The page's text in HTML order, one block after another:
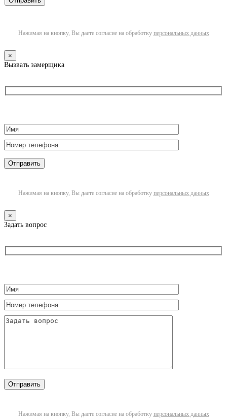
Нажимая на кнопку, Вы даете согласие на обработку персональных данных
×
Вызвать замерщика
Нажимая на кнопку, Вы даете согласие на обработку персональных данных
×
Задать вопрос
Нажимая на кнопку, Вы даете согласие на обработку персональных данных